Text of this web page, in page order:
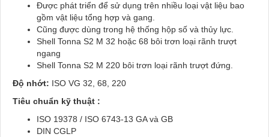
Được phát triển để sử dụng trên nhiều loại vật liệu bao
gồm vật liệu tổng hợp và gang.
Cũng được dùng trong hệ thống hộp số và thủy lực.
Shell Tonna S2 M 32 hoặc 68 bôi trơn loại rãnh trượt
ngang
Shell Tonna S2 M 220 bôi trơn loại rãnh trượt đứng.
Độ nhớt: ISO VG 32, 68, 220
Tiêu chuẩn kỹ thuật :
ISO 19378 / ISO 6743-13 GA và GB
DIN CGLP